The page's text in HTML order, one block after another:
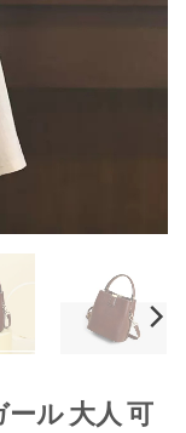
ル 大人 可